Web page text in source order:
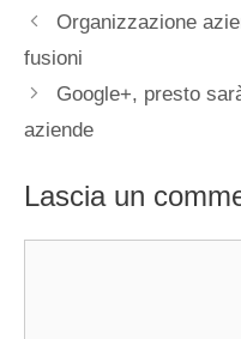
Organizzazione
fusioni
Google+, presto
aziende
Lascia un